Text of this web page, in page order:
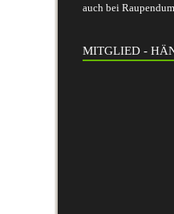
auch bei
MITGLIED -